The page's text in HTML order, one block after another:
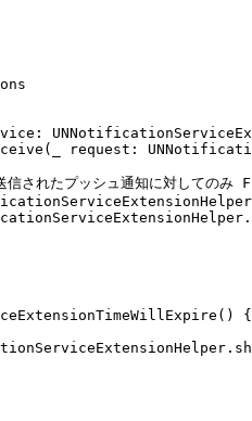
:
(
request:
れたプッシュ通知に対してのみ
()
{